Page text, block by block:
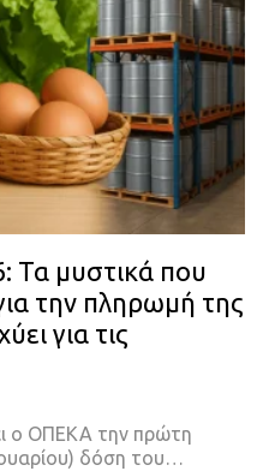
Τα μυστικά που
την πληρωμή της
για τις
ο ΟΠΕΚΑ την πρώτη
δόση του…